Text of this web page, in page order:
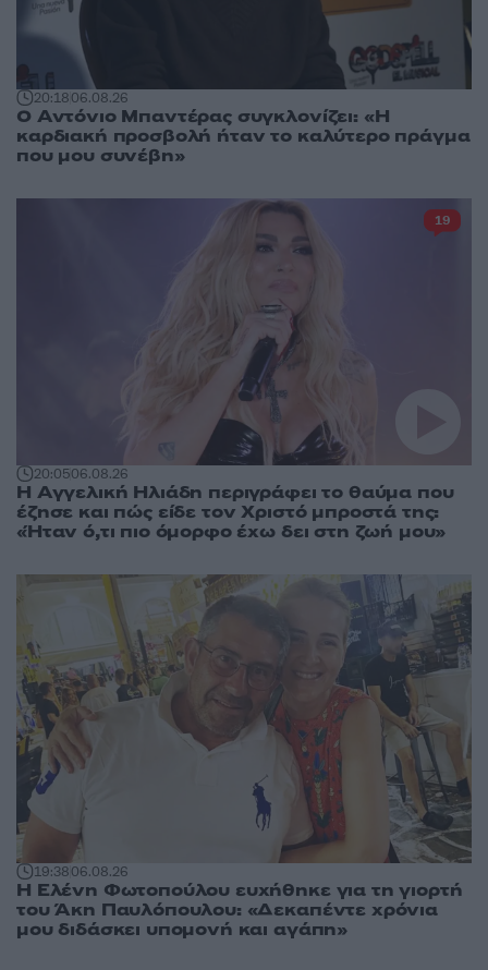
20:1806.08.26
Ο Αντόνιο Μπαντέρας συγκλονίζει: «Η
καρδιακή προσβολή ήταν το καλύτερο πράγμα
που μου συνέβη»
20:0506.08.26
Η Αγγελική Ηλιάδη περιγράφει το θαύμα που
έζησε και πώς είδε τον Χριστό μπροστά της:
«Ήταν ό,τι πιο όμορφο έχω δει στη ζωή μου»
19
19:3806.08.26
Η Ελένη Φωτοπούλου ευχήθηκε για τη γιορτή
του Άκη Παυλόπουλου: «Δεκαπέντε χρόνια
μου διδάσκει υπομονή και αγάπη»